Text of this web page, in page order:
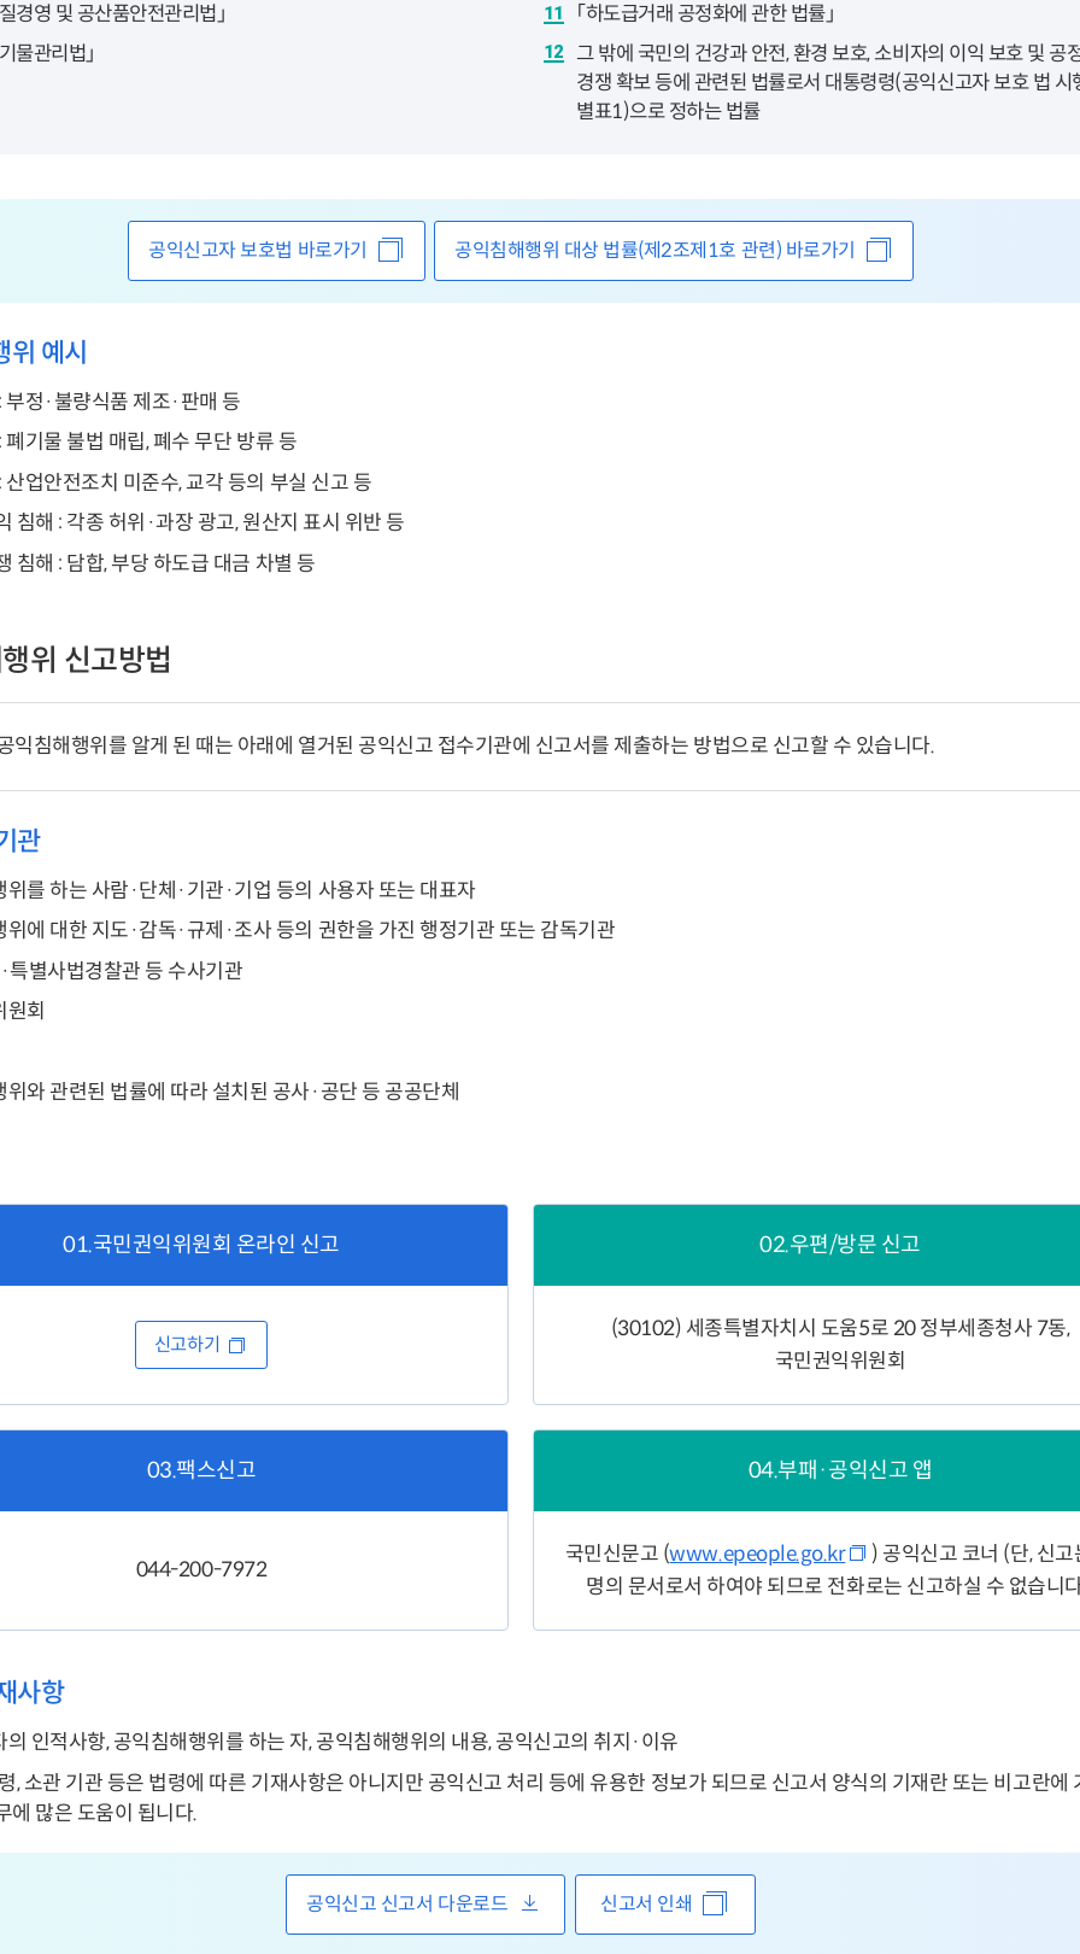
경영 및 공산품안전관리법」
물관리법」
「하도급거래 공정화에 관한 법률」
그 밖에 국민의 건강과 안전, 환경 보호, 소비자의 이익 보호 및 공
경쟁 확보 등에 관련된 법률로서 대통령령(공익신고자 보호 법 시
별표1)으로 정하는 법률
공익신고자 보호법 바로가기 공익침해행위 대상 법률(제2조제1호 관련) 바로가기
예시
부정·불량식품 제조·판매 등
폐기물 불법 매립, 폐수 무단 방류 등
산업안전조치 미준수, 교각 등의 부실 신고 등
침해 : 각종 허위·과장 광고, 원산지 표시 위반 등
침해 : 담합, 부당 하도급 대금 차별 등
위 신고방법
익침해행위를 알게 된 때는 아래에 열거된 공익신고 접수기관에 신고서를 제출하는 방법으로 신고할 수 있습니다.
관
위를 하는 사람·단체·기관·기업 등의 사용자 또는 대표자
위에 대한 지도·감독·규제·조사 등의 권한을 가진 행정기관 또는 감독기관
특별사법경찰관 등 수사기관
회
와 관련된 법률에 따라 설치된 공사·공단 등 공공단체
01.국민권익위원회 온라인 신고
신고하기
02.우편/방문 신고
(30102) 세종특별자치시 도움5로 20 정부세종청사 7동,
국민권익위원회
03.팩스신고
044-200-7972
04.부패·공익신고 앱
국민신문고 (www.epeople.go.kr
) 공익신고 코너 (단, 신고
명의 문서로서 하여야 되므로 전화로는 신고하실 수 없습니
사항
인적사항, 공익침해행위를 하는 자, 공익침해행위의 내용, 공익신고의 취지·이유
, 소관 기관 등은 법령에 따른 기재사항은 아니지만 공익신고 처리 등에 유용한 정보가 되므로 신고서 양식의 기재란 또는 비고란에
에 많은 도움이 됩니다.
공익신고 신고서 다운로드 신고서 인쇄